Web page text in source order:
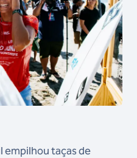
empilhou taças de